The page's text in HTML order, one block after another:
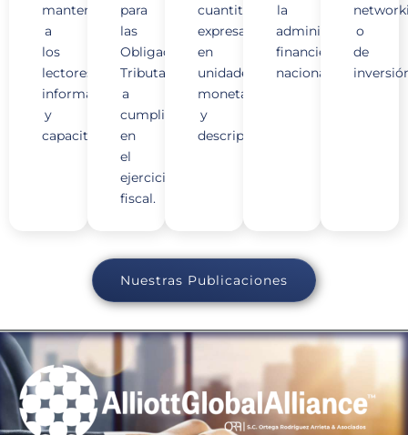
mantener
a
los
lectores
informados
y
capacitados.
para
las
Obligaciones
Tributarias
a
cumplirse
en
el
ejercicio
fiscal.
cuantitativa
expresada
en
unidades
monetarias
y
descriptivas.
la
administración
financiera
nacional.
o
de
Nuestras Publicaciones